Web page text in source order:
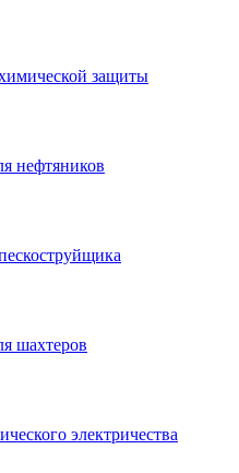
защиты
нефтяников
шахтеров
электричества